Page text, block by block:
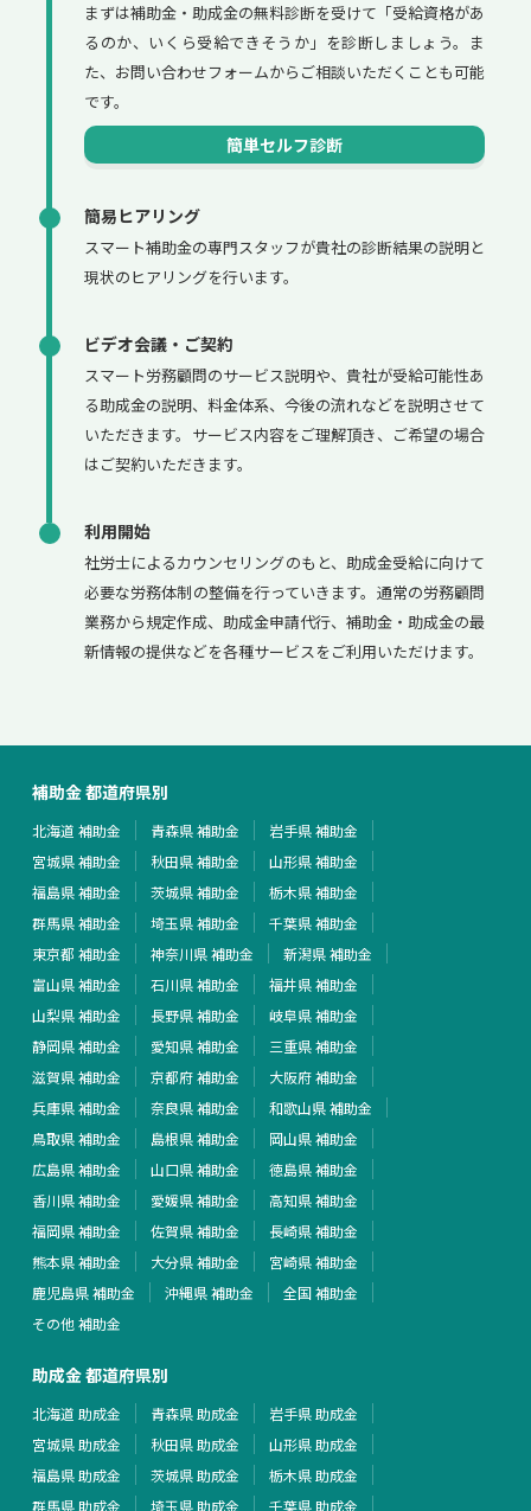
まずは補助金・助成金の無料診断を受けて「受給資格があ
るのか、いくら受給できそうか」を診断しましょう。ま
た、お問い合わせフォームからご相談いただくことも可能
です。
簡単セルフ診断
簡易ヒアリング
スマート補助金の専門スタッフが貴社の診断結果の説明と
現状のヒアリングを行います。
ビデオ会議・ご契約
スマート労務顧問のサービス説明や、貴社が受給可能性あ
る助成金の説明、料金体系、今後の流れなどを説明させて
いただきます。サービス内容をご理解頂き、ご希望の場合
はご契約いただきます。
利用開始
社労士によるカウンセリングのもと、助成金受給に向けて
必要な労務体制の整備を行っていきます。通常の労務顧問
業務から規定作成、助成金申請代行、補助金・助成金の最
新情報の提供などを各種サービスをご利用いただけます。
補助金 都道府県別
北海道 補助金 青森県 補助金
岩手県 補助金
宮城県 補助金
秋田県 補助金
山形県 補助金
福島県 補助金
茨城県 補助金
栃木県 補助金
群馬県 補助金
埼玉県 補助金
千葉県 補助金
東京都 補助金
神奈川県 補助金
新潟県 補助金
富山県 補助金
石川県 補助金
福井県 補助金
山梨県 補助金
長野県 補助金
岐阜県 補助金
静岡県 補助金
愛知県 補助金
三重県 補助金
滋賀県 補助金
京都府 補助金
大阪府 補助金
兵庫県 補助金
奈良県 補助金
和歌山県 補助金
鳥取県 補助金
島根県 補助金
岡山県 補助金
広島県 補助金
山口県 補助金
徳島県 補助金
香川県 補助金
愛媛県 補助金
高知県 補助金
福岡県 補助金
佐賀県 補助金
長崎県 補助金
熊本県 補助金
大分県 補助金
宮崎県 補助金
鹿児島県 補助金
沖縄県 補助金
全国 補助金
その他 補助金
助成金 都道府県別
北海道 助成金 青森県 助成金
岩手県 助成金
宮城県 助成金
秋田県 助成金
山形県 助成金
福島県 助成金
茨城県 助成金
栃木県 助成金
群馬県 助成金
埼玉県 助成金
千葉県 助成金